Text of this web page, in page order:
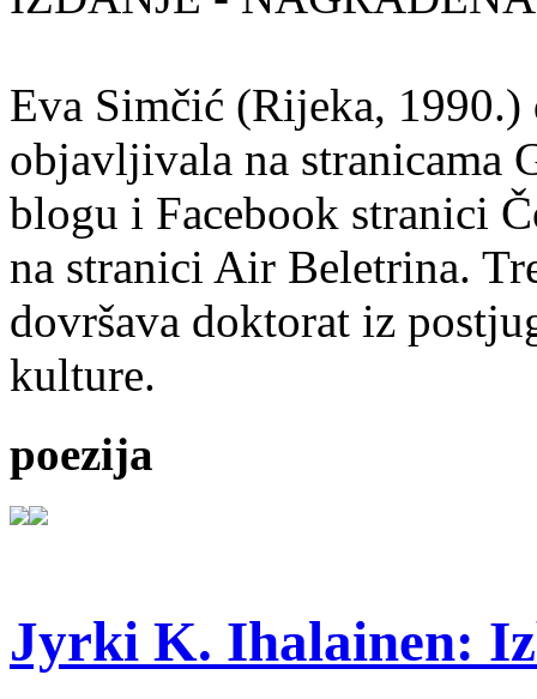
Eva Simčić (Rijeka, 1990.)
objavljivala na stranicama
blogu i Facebook stranici
na stranici Air Beletrina.
dovršava doktorat iz
kulture.
poezija
Jyrki K. Ihalainen: